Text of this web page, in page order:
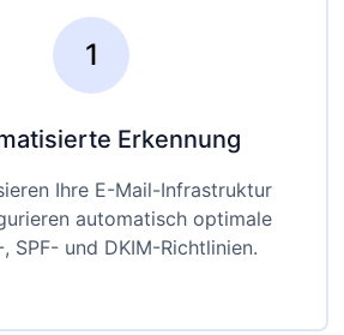
1
Erkennung
Ihre E-Mail-Infrastruktur
automatisch optimale
SPF- und DKIM-Richtlinien.